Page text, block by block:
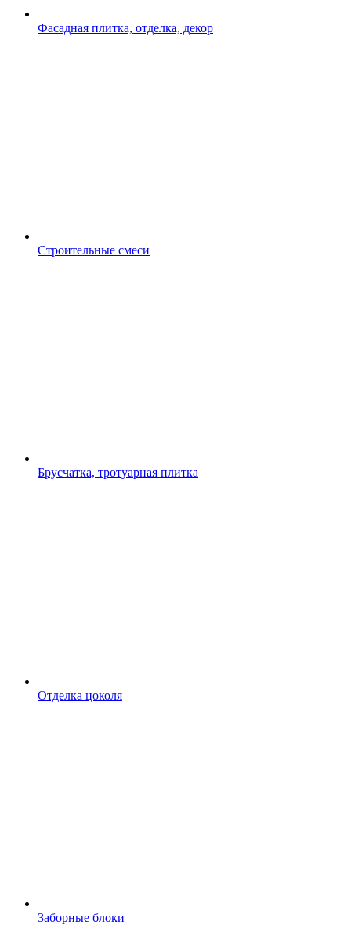
Фасадная плитка, отделка, декор
Строительные смеси
Брусчатка, тротуарная плитка
Отделка цоколя
Заборные блоки